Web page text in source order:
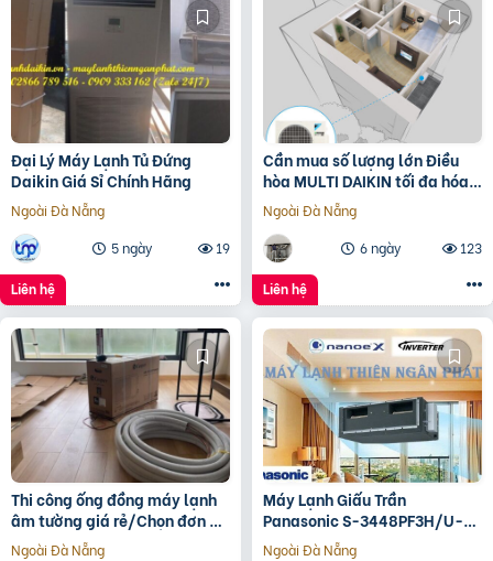
Đại Lý Máy Lạnh Tủ Đứng
Daikin Giá Sỉ Chính Hãng
Ngoài Đà Nẵng
5 ngày
19
Liên hệ
Cần mua số lượng lớn Điều
hòa MULTI DAIKIN tối đa hóa
không gian giá rẻ
Ngoài Đà Nẵng
6 ngày
123
Liên hệ
Thi công ống đồng máy lạnh
âm tường giá rẻ/Chọn đơn vị
thi công uy tín nào
Ngoài Đà Nẵng
Máy Lạnh Giấu Trần
Panasonic S-3448PF3H/U-
43PR1H5
Ngoài Đà Nẵng